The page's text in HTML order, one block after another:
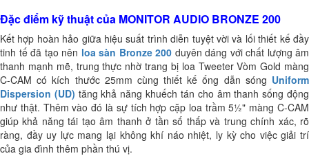
Đặc điểm kỹ thuật của MONITOR AUDIO BRONZE 200
Kết hợp hoàn hảo giữa hiệu suất trình diễn tuyệt vời và lối thiết kế đầy
tinh tế đã tạo nên loa sàn Bronze 200 duyên dáng với chất lượng âm
thanh mạnh mẽ, trung thực nhờ trang bị loa Tweeter Vòm Gold màng
C-CAM có kích thước 25mm cùng thiết kế ống dẫn sóng Uniform
Dispersion (UD) tăng khả năng khuếch tán cho âm thanh sống động
như thật. Thêm vào đó là sự tích hợp cặp loa trầm 5½" màng C-CAM
giúp khả năng tái tạo âm thanh ở tần số thấp và trung chính xác, rõ
ràng, đầy uy lực mang lại không khí náo nhiệt, ly kỳ cho việc giải trí
của gia đình thêm phần thú vị.